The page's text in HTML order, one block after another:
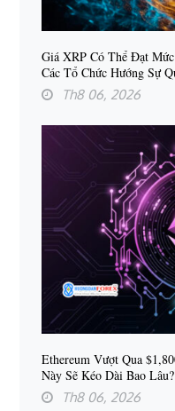
Giá XRP Có Thể Đạt
Các Tổ Chức Hướng Sự
Th8 06, 2026
Ethereum Vượt Qua
Này Sẽ Kéo Dài Bao Lâu?
Th8 06, 2026